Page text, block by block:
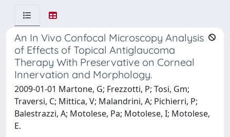
An In Vivo Confocal Microscopy Analysis
of Effects of Topical Antiglaucoma
Therapy With Preservative on Corneal
Innervation and Morphology.
2009-01-01 Martone, G; Frezzotti, P; Tosi, Gm;
Traversi, C; Mittica, V; Malandrini, A; Pichierri, P;
Balestrazzi, A; Motolese, Pa; Motolese, I; Motolese,
E.